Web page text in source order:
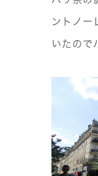
ントノー
いたので